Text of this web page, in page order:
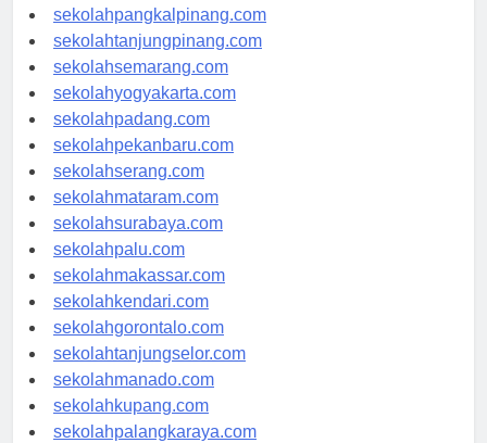
sekolahpangkalpinang.com
sekolahtanjungpinang.com
sekolahsemarang.com
sekolahyogyakarta.com
sekolahpadang.com
sekolahpekanbaru.com
sekolahserang.com
sekolahmataram.com
sekolahsurabaya.com
sekolahpalu.com
sekolahmakassar.com
sekolahkendari.com
sekolahgorontalo.com
sekolahtanjungselor.com
sekolahmanado.com
sekolahkupang.com
sekolahpalangkaraya.com